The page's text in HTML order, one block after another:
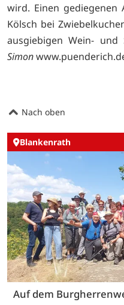
wird. Einen gediegenen
Kölsch bei
ausgiebigen Wein- und
Simon
Nach oben
Blankenrath
Auf dem